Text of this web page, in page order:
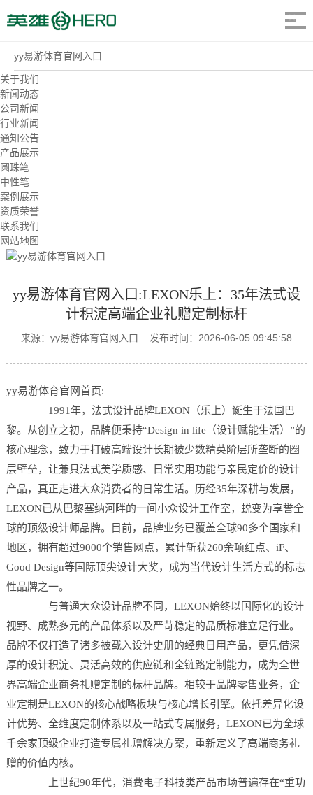
yy易游体育官网入口
关于我们
新闻动态
公司新闻
行业新闻
通知公告
产品展示
圆珠笔
中性笔
案例展示
资质荣誉
联系我们
网站地图
yy易游体育官网入口:LEXON乐上：35年法式设
计积淀高端企业礼赠定制标杆
来源： yy易游体育官网入口 发布时间：2026-06-05 09:45:58
yy易游体育官网首页:
1991年，法式设计品牌LEXON（乐上）诞生于法国巴
黎。从创立之初，品牌便秉持“Design in life（设计赋能生活）”的
核心理念，致力于打破高端设计长期被少数精英阶层所垄断的圈
层壁垒，让兼具法式美学质感、日常实用功能与亲民定价的设计
产品，真正走进大众消费者的日常生活。历经35年深耕与发展，
LEXON已从巴黎塞纳河畔的一间小众设计工作室，蜕变为享誉全
球的顶级设计师品牌。目前，品牌业务已覆盖全球90多个国家和
地区，拥有超过9000个销售网点，累计斩获260余项红点、iF、
Good Design等国际顶尖设计大奖，成为当代设计生活方式的标志
性品牌之一。
与普通大众设计品牌不同，LEXON始终以国际化的设计
视野、成熟多元的产品体系以及严苛稳定的品质标准立足行业。
品牌不仅打造了诸多被载入设计史册的经典日用产品，更凭借深
厚的设计积淀、灵活高效的供应链和全链路定制能力，成为全世
界高端企业商务礼赠定制的标杆品牌。相较于品牌零售业务，企
业定制是LEXON的核心战略板块与核心增长引擎。依托差异化设
计优势、全维度定制体系以及一站式专属服务，LEXON已为全球
千余家顶级企业打造专属礼赠解决方案，重新定义了高端商务礼
赠的价值内核。
上世纪90年代，消费电子科技类产品市场普遍存在“重功